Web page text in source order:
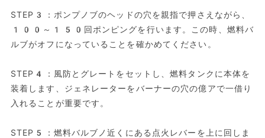
STEP3：ポンプノブのヘッドの穴を親指で押さえながら、
100～150回ポンピングを行います。この時、燃料バ
ルブがオフになっていることを確かめてください。
STEP4：風防とグレートをセットし、燃料タンクに本体を
装着します、ジェネレーターをバーナーの穴の億アで一借り
入れることが重要です。
STEP5：燃料バルブノ近くにある点火レバーを上に回しま